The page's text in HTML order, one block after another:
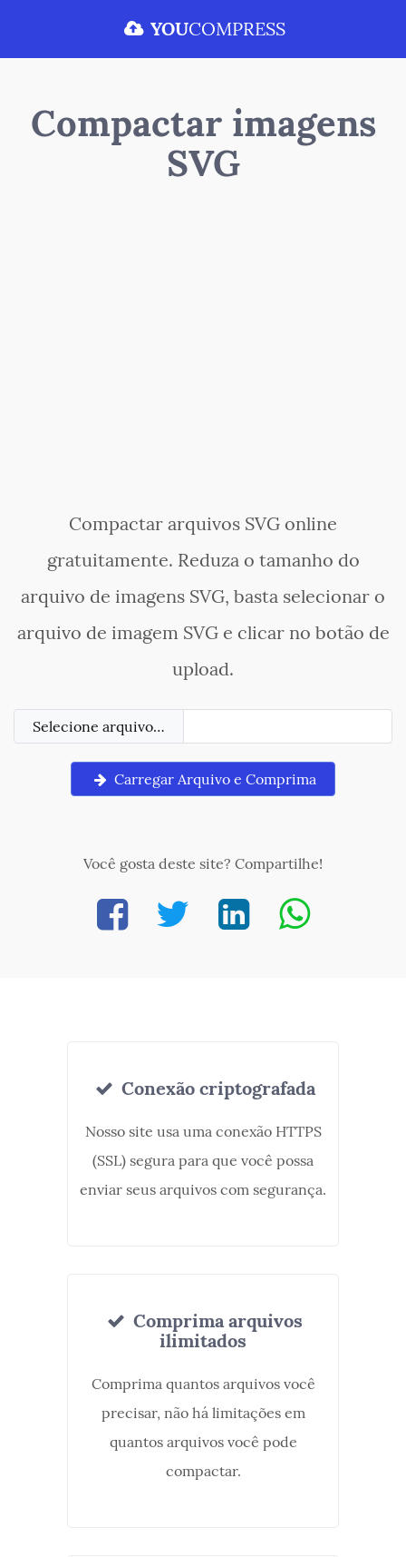
YOUCOMPRESS
Compactar imagens
SVG
Compactar arquivos SVG online
gratuitamente. Reduza o tamanho do
arquivo de imagens SVG, basta selecionar o
arquivo de imagem SVG e clicar no botão de
upload.
Selecione arquivo…
Carregar Arquivo e Comprima
Você gosta deste site? Compartilhe!
Conexão criptografada
Nosso site usa uma conexão HTTPS
(SSL) segura para que você possa
enviar seus arquivos com segurança.
Comprima arquivos
ilimitados
Comprima quantos arquivos você
precisar, não há limitações em
quantos arquivos você pode
compactar.